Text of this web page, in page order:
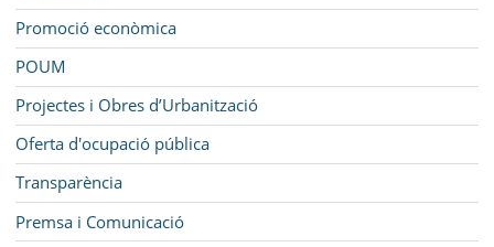
Promoció econòmica
POUM
Projectes i Obres d’Urbanització
Oferta d'ocupació pública
Transparència
Premsa i Comunicació